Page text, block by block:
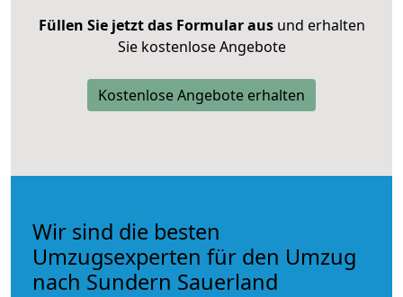
Füllen Sie jetzt das Formular ausund erhalten
Sie kostenlose Angebote
Kostenlose Angebote erhalten
Wir sind die besten
Umzugsexperten für den Umzug
nach Sundern Sauerland